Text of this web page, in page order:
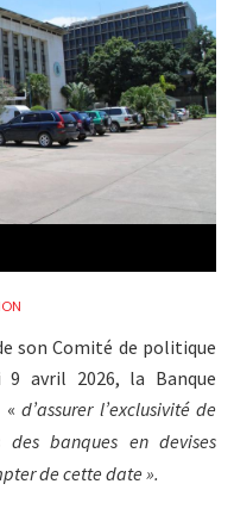
son Comité de politique
9 avril 2026, la Banque
«d’assurer l’exclusivité de
banques en devises
de cette date ».